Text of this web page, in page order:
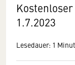
1.7.2023
Lesedauer: 1